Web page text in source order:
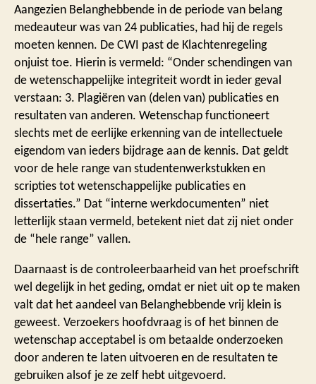
Aangezien Belanghebbende in de periode van belang
medeauteur was van 24 publicaties, had hij de regels
moeten kennen. De CWI past de Klachtenregeling
onjuist toe. Hierin is vermeld: “Onder schendingen van
de wetenschappelijke integriteit wordt in ieder geval
verstaan: 3. Plagiëren van (delen van) publicaties en
resultaten van anderen. Wetenschap functioneert
slechts met de eerlijke erkenning van de intellectuele
eigendom van ieders bijdrage aan de kennis. Dat geldt
voor de hele range van studentenwerkstukken en
scripties tot wetenschappelijke publicaties en
dissertaties.” Dat “interne werkdocumenten” niet
letterlijk staan vermeld, betekent niet dat zij niet onder
de “hele range” vallen.
Daarnaast is de controleerbaarheid van het proefschrift
wel degelijk in het geding, omdat er niet uit op te maken
valt dat het aandeel van Belanghebbende vrij klein is
geweest. Verzoekers hoofdvraag is of het binnen de
wetenschap acceptabel is om betaalde onderzoeken
door anderen te laten uitvoeren en de resultaten te
gebruiken alsof je ze zelf hebt uitgevoerd.